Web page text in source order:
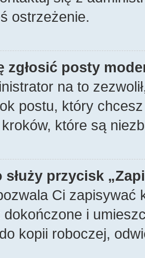
ostrzeżenie.
zgłosić posty
na to
postu, który
które są
służy przycisk
Ci zapisywać
dokończone i
kopii roboczej,